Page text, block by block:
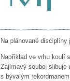
Na plánované
Například ve vrhu koulí
Zajímavý souboj slibuje
s bývalým